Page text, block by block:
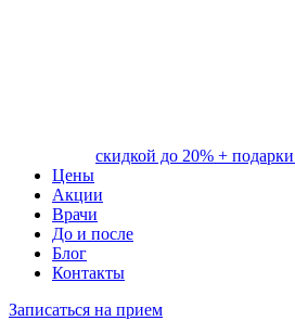
скидкой до 20% +
Цены
Акции
Врачи
До и после
Блог
Контакты
Записаться на прием